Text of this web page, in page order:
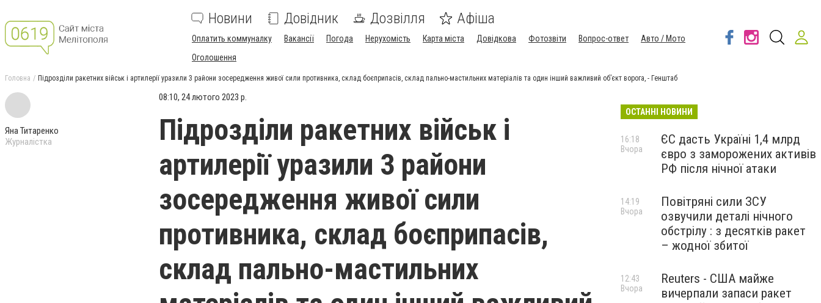
Новини Довідник Дозвілля Афіша
Оплатить коммуналку Вакансії Погода Нерухомість Карта міста Довідкова Фотозвіти Вопрос-ответ
Авто / Мото
Оголошення
Головна Підрозділи ракетних військ і артилерії уразили 3 райони зосередження живої сили противника, склад боєприпасів, склад пально-мастильних матеріалів та один інший важливий об’єкт ворога, - Генштаб
Яна Титаренко
Журналістка
08:10, 24 лютого 2023 р.
Підрозділи ракетних військ і
артилерії уразили 3 райони
зосередження живої сили
противника, склад боєприпасів,
склад пально-мастильних
ОСТАННІ НОВИНИ
ЄС дасть Україні 1,4 млрд
євро з заморожених активів
РФ після нічної атаки
16:18
Вчора
Повітряні сили ЗСУ
озвучили деталі нічного
обстрілу : з десятків ракет
– жодної збитої
14:19
Вчора
Reuters - США майже
вичерпали запаси ракет
12:43
Вчора